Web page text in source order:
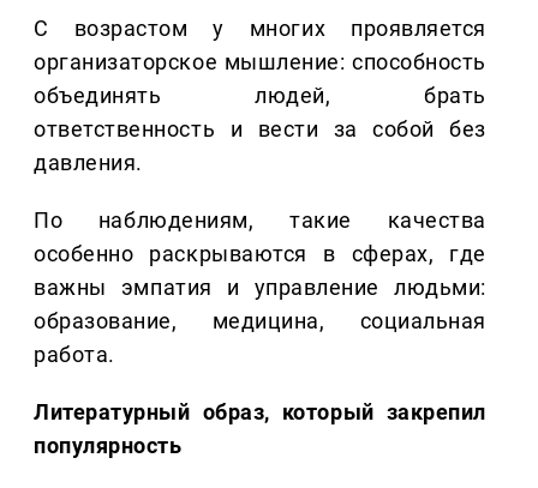
С возрастом у многих проявляется
организаторское мышление: способность
объединять людей, брать
ответственность и вести за собой без
давления.
По наблюдениям, такие качества
особенно раскрываются в сферах, где
важны эмпатия и управление людьми:
образование, медицина, социальная
работа.
Литературный образ, который закрепил
популярность